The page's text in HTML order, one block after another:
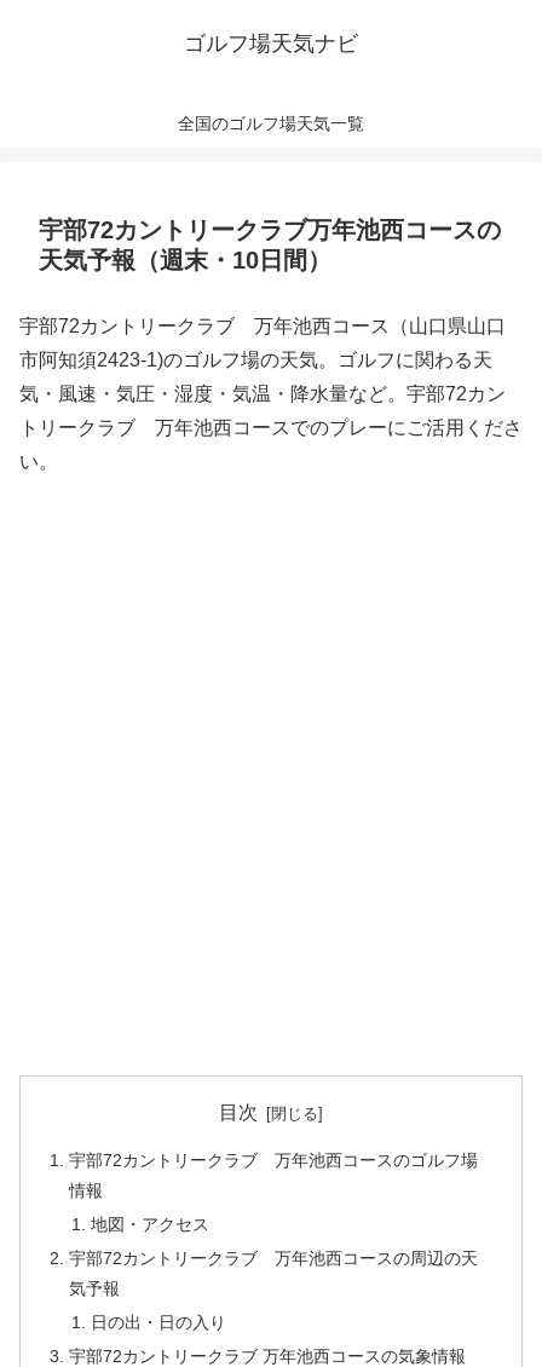
ゴルフ場天気ナビ
全国のゴルフ場天気一覧
宇部72カントリークラブ万年池西コースの
天気予報（週末・10日間）
宇部72カントリークラブ 万年池西コース（山口県山口
市阿知須2423-1)のゴルフ場の天気。ゴルフに関わる天
気・風速・気圧・湿度・気温・降水量など。宇部72カン
トリークラブ 万年池西コースでのプレーにご活用くださ
い。
目次
宇部72カントリークラブ 万年池西コースのゴルフ場
情報
地図・アクセス
宇部72カントリークラブ 万年池西コースの周辺の天
気予報
日の出・日の入り
宇部72カントリークラブ 万年池西コースの気象情報